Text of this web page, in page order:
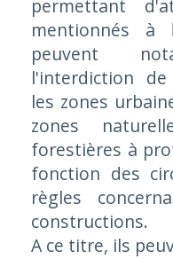
permettant
mentionnés à
peuvent
l'interdiction
les zones
zones
forestières à
fonction des
règles
constructions.
A ce titre, ils